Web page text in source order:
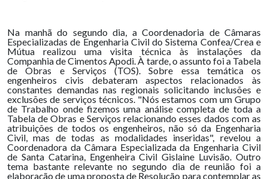
Na manhã do segundo dia, a Coordenadoria de Câmaras
Especializadas de Engenharia Civil do Sistema Confea/Crea e
Mútua realizou uma visita técnica às instalações da
Companhia de Cimentos Apodi. À tarde, o assunto foi a Tabela
de Obras e Serviços (TOS). Sobre essa temática os
engenheiros civis debateram aspectos relacionados às
constantes demandas nas regionais solicitando inclusões e
exclusões de serviços técnicos. "Nós estamos com um Grupo
de Trabalho onde fizemos uma análise completa de toda a
Tabela de Obras e Serviços relacionando esses dados com as
atribuições de todos os engenheiros, não só da Engenharia
Civil, mas de todas as modalidades inseridas", revelou a
Coordenadora da Câmara Especializada da Engenharia Civil
de Santa Catarina, Engenheira Civil Gislaine Luvisão. Outro
tema bastante relevante no segundo dia de reunião foi a
elaboração de uma proposta de Resolução para contemplar as